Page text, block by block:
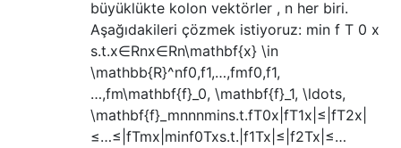
büyüklükte kolon vektörler , n her biri.
Aşağıdakileri çözmek istiyoruz: min f T 0 x
s.t.x∈Rnx∈Rn\mathbf{x} \in
\mathbb{R}^nf0,f1,…,fmf0,f1,
…,fm\mathbf{f}_0, \mathbf{f}_1, \ldots,
\mathbf{f}_mnnnmins.t.fT0x|fT1x|≤|fT2x|
≤…≤|fTmx|minf0Txs.t.|f1Tx|≤|f2Tx|≤…